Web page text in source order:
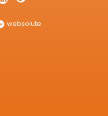
websolute